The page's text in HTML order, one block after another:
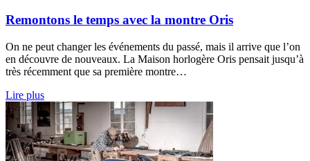
Remontons le temps avec la montre Oris
On ne peut changer les événements du passé, mais il arrive que l’on
en découvre de nouveaux. La Maison horlogère Oris pensait jusqu’à
très récemment que sa première montre…
Lire plus